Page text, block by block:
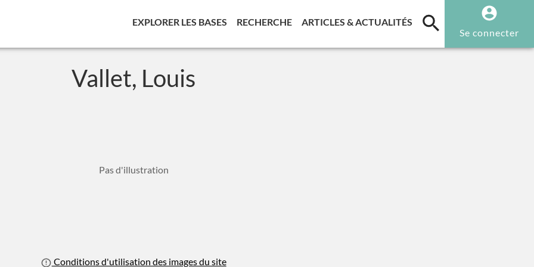
EXPLORER LES BASES (CURRENT)
RECHERCHE(CURRENT)
ARTICLES & ACTUALITÉS (CURRENT)
Se connecter
Vallet, Louis
Pas d'illustration
Conditions d'utilisation des images du site